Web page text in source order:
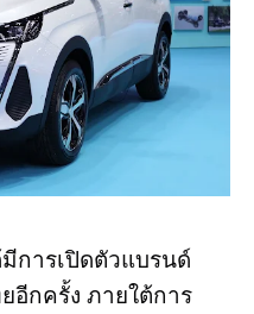
การเปิดตัวแบรนด์
อีกครั้ง ภายใต้การ